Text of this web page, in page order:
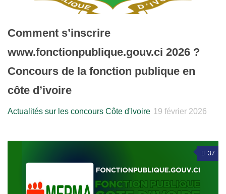
Comment s’inscrire
www.fonctionpublique.gouv.ci 2026 ?
Concours de la fonction publique en
côte d’ivoire
Actualités sur les concours Côte d'Ivoire 19 février 2026
37